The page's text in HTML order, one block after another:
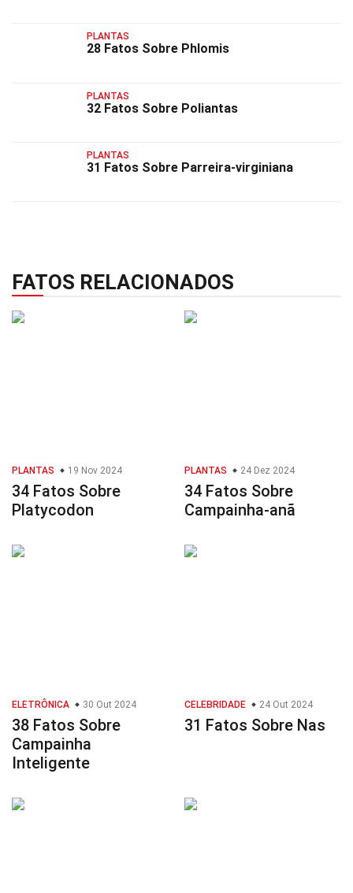
PLANTAS
28 Fatos Sobre Phlomis
PLANTAS
32 Fatos Sobre Poliantas
PLANTAS
31 Fatos Sobre Parreira-virginiana
FATOS RELACIONADOS
PLANTAS 19 Nov 2024
34 Fatos Sobre
Platycodon
PLANTAS 24 Dez 2024
34 Fatos Sobre
Campainha-anã
ELETRÔNICA 30 Out 2024
38 Fatos Sobre
Campainha
Inteligente
CELEBRIDADE 24 Out 2024
31 Fatos Sobre Nas